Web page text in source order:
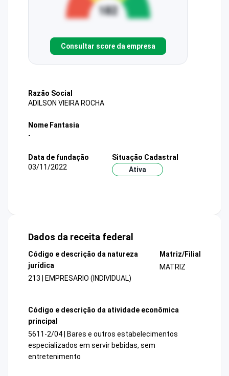
Consultar score da empresa
Razão Social
ADILSON VIEIRA ROCHA
Nome Fantasia
-
Data de fundação
03/11/2022
Situação Cadastral
Ativa
Dados da receita federal
Código e descrição da natureza
jurídica
213 | EMPRESARIO (INDIVIDUAL)
Matriz/Filial
MATRIZ
Código e descrição da atividade econômica
principal
5611-2/04 | Bares e outros estabelecimentos
especializados em servir bebidas, sem
entretenimento